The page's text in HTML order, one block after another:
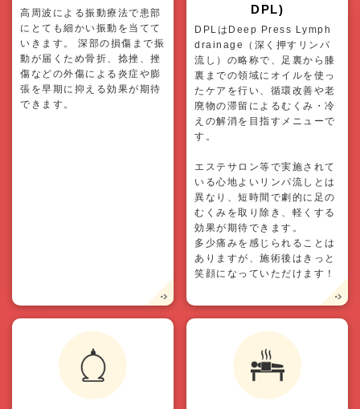
高周波による振動療法で患部
にとても細かい振動を当てて
いきます。 深部の損傷まで振
動が届くため骨折、捻挫、挫
傷などの外傷による炎症や膨
張を早期に抑える効果が期待
できます。
DPL)
DPLはDeep Press Lymph
drainage（深く押すリンパ
流し）の略称で、足裏から膝
裏までの領域にオイルを使っ
たケアを行い、循環改善や老
廃物の滞留によるむくみ・冷
えの解消を目指すメニューで
す。
エステサロン等で実施されて
いる心地よいリンパ流しとは
異なり、短時間で劇的に足の
むくみを取り除き、軽くする
効果が期待できます。
多少痛みを感じられることは
ありますが、施術後はきっと
笑顔になっていただけます！